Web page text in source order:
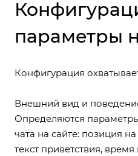
параметры
Конфигурация
Внешний вид и
Определяются
чата на сайте: позиция
текст приветствия,